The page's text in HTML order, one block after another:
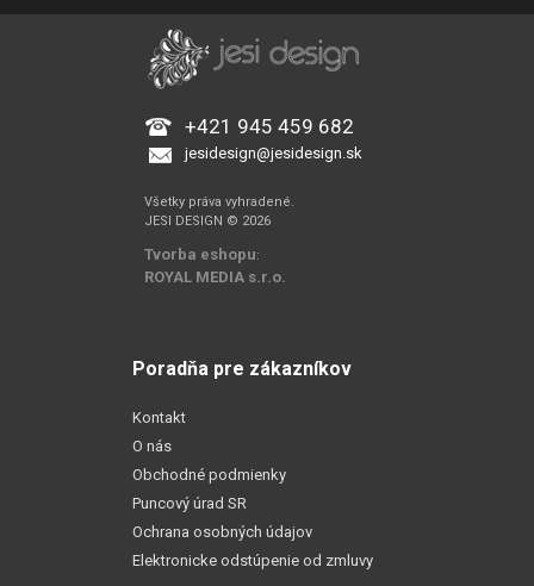
+421 945 459 682
jesidesign@jesidesign.sk
Všetky práva vyhradené.
JESI DESIGN © 2026
Tvorba eshopu:
ROYAL MEDIA s.r.o.
Poradňa pre zákazníkov
Kontakt
O nás
Obchodné podmienky
Puncový úrad SR
Ochrana osobných údajov
Elektronicke odstúpenie od zmluvy